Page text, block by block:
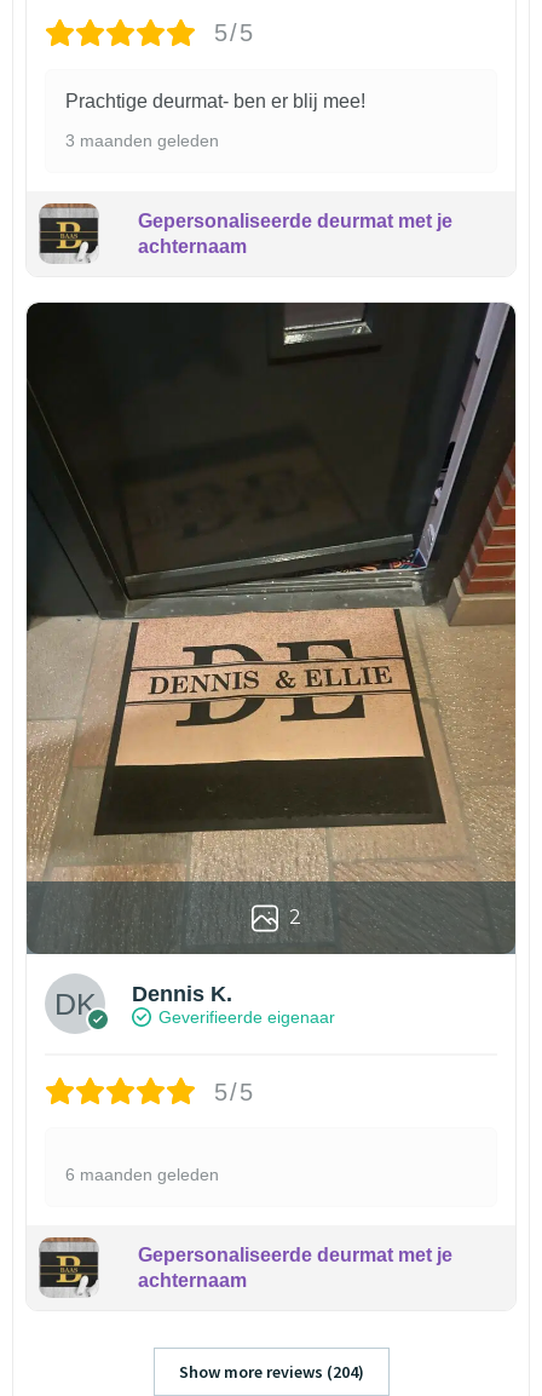
5/5
Prachtige deurmat- ben er blij mee!
3 maanden geleden
Gepersonaliseerde deurmat met je
achternaam
2
Dennis K.
Geverifieerde eigenaar
5/5
6 maanden geleden
Gepersonaliseerde deurmat met je
achternaam
Show more reviews (204)